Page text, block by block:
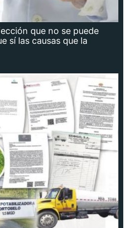
que no se puede
sí las causas que la